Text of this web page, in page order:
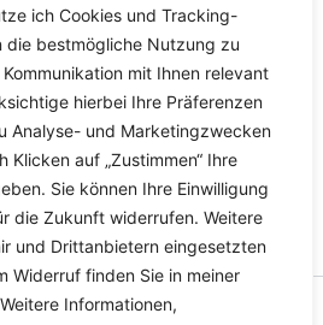
ich Cookies und Tracking-
die bestmögliche Nutzung zu
mit Ihnen relevant
hierbei Ihre Präferenzen
Analyse- und Marketingzwecken
Klicken auf „Zustimmen“ Ihre
Sie können Ihre Einwilligung
die Zukunft widerrufen. Weitere
und Drittanbietern eingesetzten
Widerruf finden Sie in meiner
Informationen,
für Fahrzeugteile, Ersatzteile